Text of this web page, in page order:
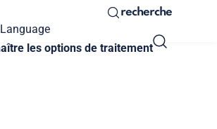
Language
recherche
les options de traitement